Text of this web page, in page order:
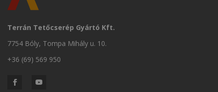
Terrán Tetőcserép Gyártó Kft.
7754 Bóly, Tompa Mihály u. 10.
+36 (69) 569 950